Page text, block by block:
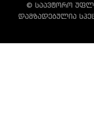
© საავტორო
დამზადებულია